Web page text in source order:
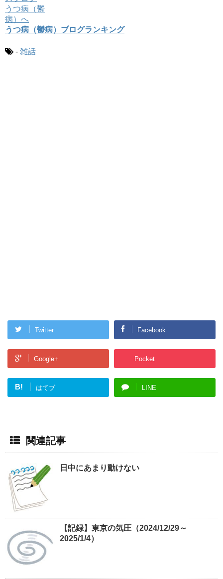
うつ病（鬱病）ブログランキング
- 雑話
Twitter Facebook
Google+ Pocket
B! はてブ LINE
関連記事
日中にあまり動けない
【記録】東京の気圧（2024/12/29～
2025/1/4）